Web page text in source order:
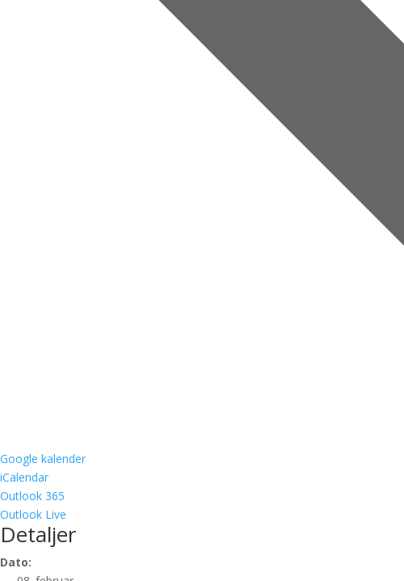
Google kalender
iCalendar
Outlook 365
Outlook Live
Detaljer
Dato: